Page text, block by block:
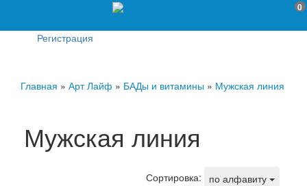
0
Регистрация
Главная » Арт Лайф » БАДы и витамины » Мужская линия
Мужская линия
Сортировка: по алфавиту